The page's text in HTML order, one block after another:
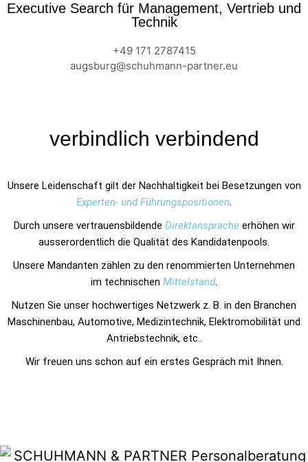
Executive Search für Management, Vertrieb und
Technik
+49 171 2787415
augsburg@schuhmann-partner.eu
verbindlich verbindend
Unsere Leidenschaft gilt der Nachhaltigkeit bei Besetzungen von
Experten- und Führungspositionen.
Durch unsere vertrauensbildende Direktansprache erhöhen wir
ausserordentlich die Qualität des Kandidatenpools.
Unsere Mandanten zählen zu den renommierten Unternehmen
im technischen Mittelstand.
Nutzen Sie unser hochwertiges Netzwerk z. B. in den Branchen
Maschinenbau, Automotive, Medizintechnik, Elektromobilität und
Antriebstechnik, etc..
Wir freuen uns schon auf ein erstes Gespräch mit Ihnen.